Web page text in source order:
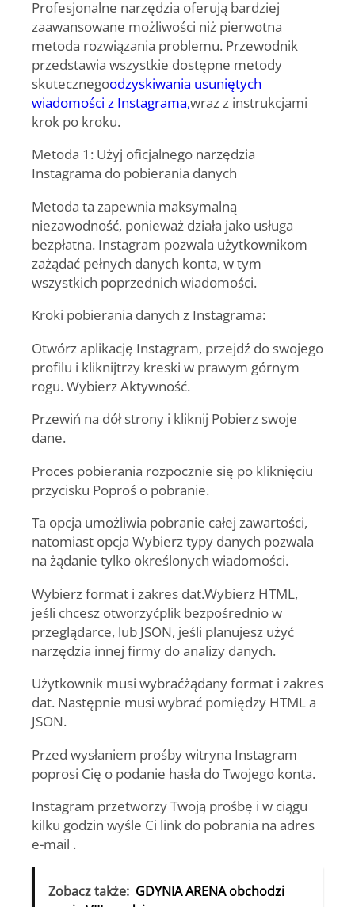
Profesjonalne narzędzia oferują bardziej
zaawansowane możliwości niż pierwotna
metoda rozwiązania problemu. Przewodnik
przedstawia wszystkie dostępne metody
skutecznegoodzyskiwania usuniętych
wiadomości z Instagrama,wraz z instrukcjami
krok po kroku.
Metoda 1: Użyj oficjalnego narzędzia
Instagrama do pobierania danych
Metoda ta zapewnia maksymalną
niezawodność, ponieważ działa jako usługa
bezpłatna. Instagram pozwala użytkownikom
zażądać pełnych danych konta, w tym
wszystkich poprzednich wiadomości.
Kroki pobierania danych z Instagrama:
Otwórz aplikację Instagram, przejdź do swojego
profilu i kliknijtrzy kreski w prawym górnym
rogu. Wybierz Aktywność.
Przewiń na dół strony i kliknij Pobierz swoje
dane.
Proces pobierania rozpocznie się po kliknięciu
przycisku Poproś o pobranie.
Ta opcja umożliwia pobranie całej zawartości,
natomiast opcja Wybierz typy danych pozwala
na żądanie tylko określonych wiadomości.
Wybierz format i zakres dat.Wybierz HTML,
jeśli chcesz otworzyćplik bezpośrednio w
przeglądarce, lub JSON, jeśli planujesz użyć
narzędzia innej firmy do analizy danych.
Użytkownik musi wybraćżądany format i zakres
dat. Następnie musi wybrać pomiędzy HTML a
JSON.
Przed wysłaniem prośby witryna Instagram
poprosi Cię o podanie hasła do Twojego konta.
Instagram przetworzy Twoją prośbę i w ciągu
kilku godzin wyśle ​​Ci link do pobrania na adres
e-mail .
Zobacz także: GDYNIA ARENA obchodzi